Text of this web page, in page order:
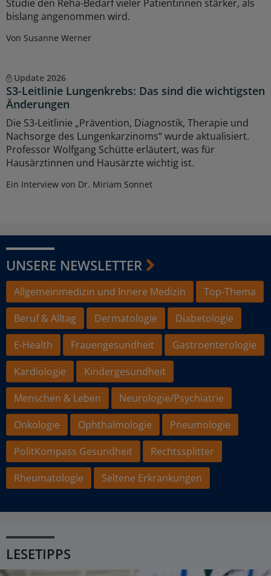
Studie den Reha-Bedarf vieler Patientinnen stärker, als
bislang angenommen wird.
Von Susanne Werner
Update 2026
S3-Leitlinie Lungenkrebs: Das sind die wichtigsten
Änderungen
Die S3-Leitlinie „Prävention, Diagnostik, Therapie und
Nachsorge des Lungenkarzinoms“ wurde aktualisiert.
Professor Wolfgang Schütte erläutert, was für
Hausärztinnen und Hausärzte wichtig ist.
Ein Interview von Dr. Miriam Sonnet
UNSERE NEWSLETTER
Allgemeinmedizin und Innere Medizin
Top-Thema
Beruf & Alltag
Dermatologie
Diabetologie
E-Health
Frauengesundheit
Gastroenterologie
Kardiologie
Kindergesundheit
Menschen & Leben
Neurologie/Psychiatrie
Onkologie
Ophthalmologie
Pneumologie
PolitKompass Gesundheit
Rechtssplitter
Rheumatologie
Seltene Erkrankungen
LESETIPPS